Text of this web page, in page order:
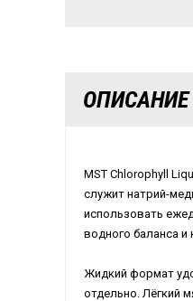
ОПИСАНИЕ
MST Chlorophyll
служит натрий-
использовать
водного баланса и
Жидкий формат
отдельно. Лёгкий